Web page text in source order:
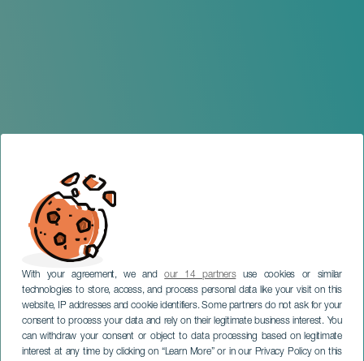
With your agreement, we andour 14 partnersuse cookies or similar
technologies to store, access, and process personal data like your visit on this
website, IP addresses and cookie identifiers. Some partners do not ask for your
consent to process your data and rely on their legitimate business interest. You
can withdraw your consent or object to data processing based on legitimate
interest at any time by clicking on “Learn More” or in our Privacy Policy on this
Barbara Hannigan & OFGC
GRAN CANARIA